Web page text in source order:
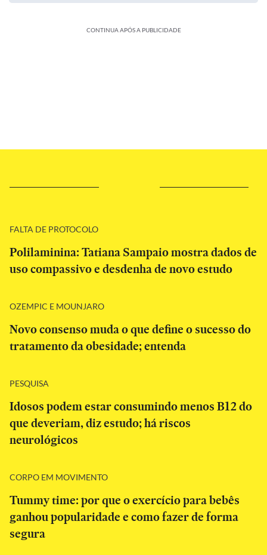
CONTINUA APÓS A PUBLICIDADE
FALTA DE PROTOCOLO
Polilaminina: Tatiana Sampaio mostra dados de
uso compassivo e desdenha de novo estudo
OZEMPIC E MOUNJARO
Novo consenso muda o que define o sucesso do
tratamento da obesidade; entenda
PESQUISA
Idosos podem estar consumindo menos B12 do
que deveriam, diz estudo; há riscos
neurológicos
CORPO EM MOVIMENTO
Tummy time: por que o exercício para bebês
ganhou popularidade e como fazer de forma
segura